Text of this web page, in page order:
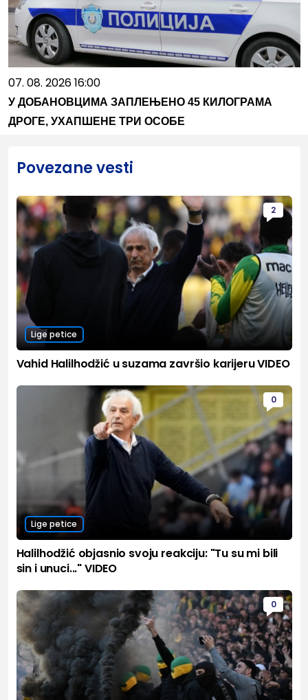
07. 08. 2026 16:00
У ДОБАНОВЦИМА ЗАПЛЕЊЕНО 45 КИЛОГРАМА
ДРОГЕ, УХАПШЕНЕ ТРИ ОСОБЕ
Povezane vesti
2
Lige petice
Vahid Halilhodžić u suzama završio karijeru VIDEO
0
Lige petice
Halilhodžić objasnio svoju reakciju: "Tu su mi bili
sin i unuci..." VIDEO
0